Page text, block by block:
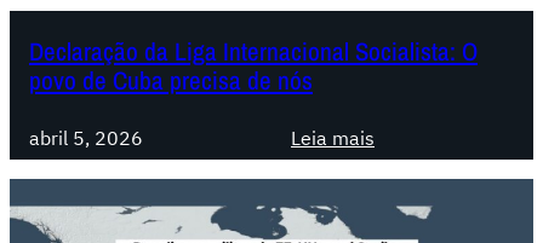
c
a
e
Declaração da Liga Internacional Socialista: O
povo de Cuba precisa de nós
abril 5, 2026 Leia mais
D